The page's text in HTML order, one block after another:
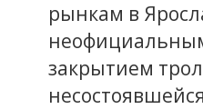
рынкам в
закрытием